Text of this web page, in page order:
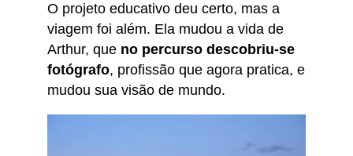
O projeto educativo deu certo, mas a
viagem foi além. Ela mudou a vida de
Arthur, que no percurso descobriu-se
fotógrafo, profissão que agora pratica, e
mudou sua visão de mundo.